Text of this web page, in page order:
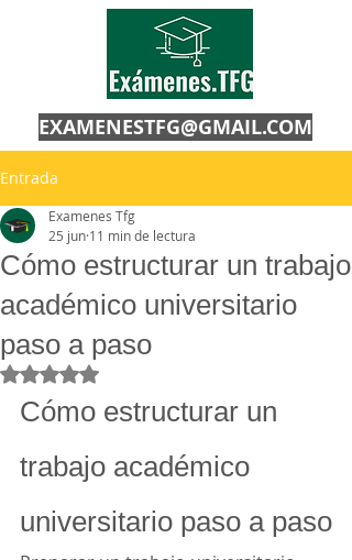
EXAMENESTFG@GMAIL.COM
Entrada
Cómo estructurar un trabajo
académico universitario
paso a paso
Examenes Tfg
25 jun 11 min de lectura
Obtuvo NaN de 5 estrellas.
Cómo estructurar un
trabajo académico
universitario paso a paso